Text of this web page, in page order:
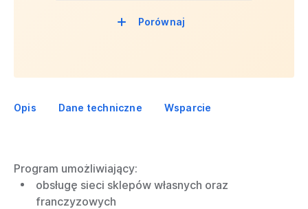
Porównaj
Opis Dane techniczne Wsparcie
Program umożliwiający:
obsługę sieci sklepów własnych oraz
franczyzowych